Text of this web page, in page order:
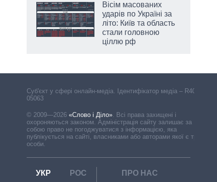
Вісім масованих
ударів по Україні за
літо: Київ та область
стали головною
ціллю рф
Cуб'єкт у сфері онлайн-медіа. Ідентифікатор медіа – R40-
05063
© 2009—2026 «Слово і Діло». Всі права захищені і
охороняються законом. Адміністрація сайту залишає за
собою право не погоджуватися з інформацією, яка
публікується на сайті, власниками або авторами якої є треті
особи.
УКР РОС
ПРО НАС